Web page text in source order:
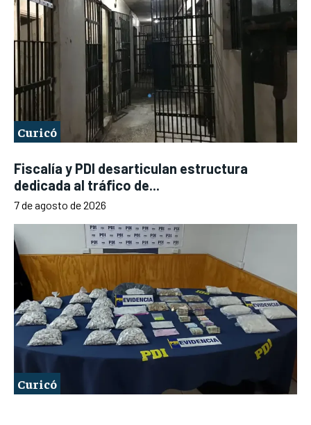
Curicó
Fiscalía y PDI desarticulan estructura
dedicada al tráfico de...
7 de agosto de 2026
Curicó